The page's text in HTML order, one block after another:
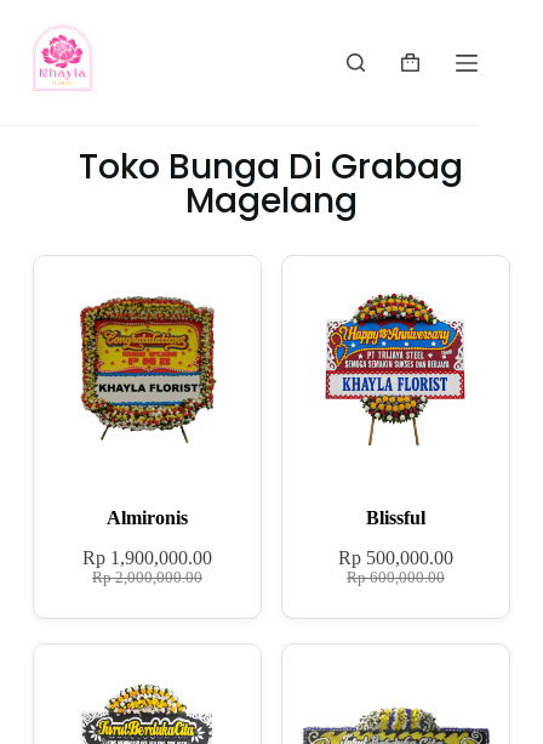
Toko Bunga Di Grabag
Magelang
Almironis
Rp2,000,000.00
Rp1,900,000.00
Blissful
Rp600,000.00
Rp 500,000.00